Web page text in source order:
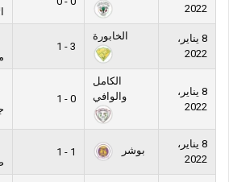
2022
8 يناير،
2022
الخابورة
3 - 1
8 يناير،
2022
الكامل
والوافي
0 - 1
8 يناير،
2022
بوشر
1 - 1